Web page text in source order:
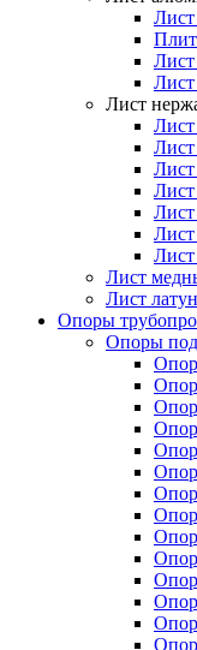
Лист
Лист
Лист
Опоры
Опоры